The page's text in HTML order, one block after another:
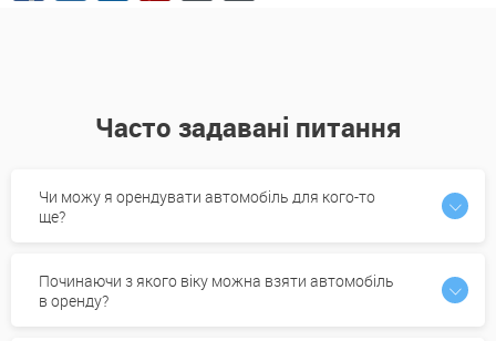
Часто задавані питання
Чи можу я орендувати автомобіль для кого-то
ще?
Починаючи з якого віку можна взяти автомобіль
в оренду?